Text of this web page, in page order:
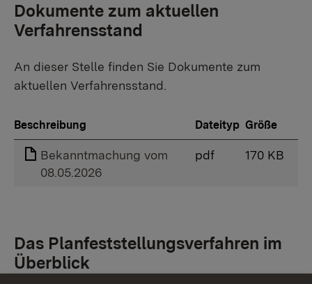
Dokumente zum aktuellen
Verfahrensstand
An dieser Stelle finden Sie Dokumente zum
aktuellen Verfahrensstand.
Beschreibung Dateityp Größe
Bekanntmachung vom
08.05.2026
pdf 170 KB
Das Planfeststellungsverfahren im
Überblick